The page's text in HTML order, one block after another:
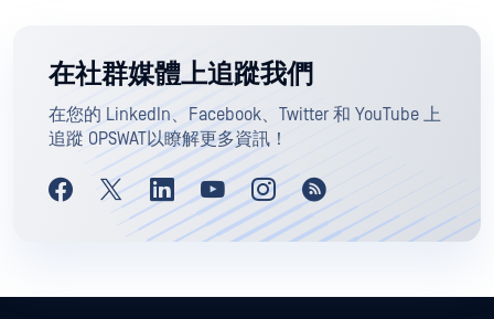
在社群媒體上追蹤我們
在您的 LinkedIn、Facebook、Twitter 和 YouTube 上
追蹤 OPSWAT以瞭解更多資訊！